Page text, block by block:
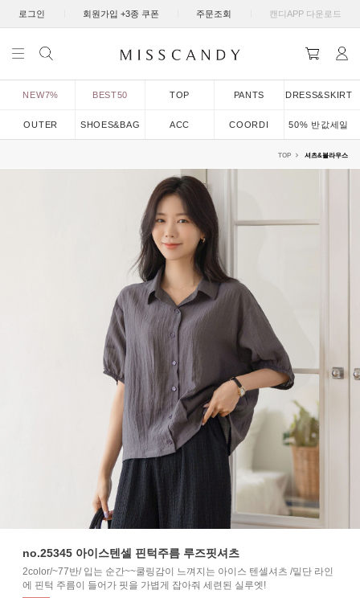
로그인 회원가입 +3종 쿠폰 주문조회 캔디APP 다운로드
NEW7% BEST50 TOP PANTS DRESS&SKIRT
OUTER SHOES&BAG ACC COORDI 50% 반값세일
TOP 셔츠&블라우스
no.25345 아이스텐셀 핀턱주름 루즈핏셔츠
2color/~77반/ 입는 순간~~쿨링감이 느껴지는 아이스 텐셀셔츠 /밑단 라인
에 핀턱 주름이 들어가 핏을 가볍게 잡아줘 세련된 실루엣!